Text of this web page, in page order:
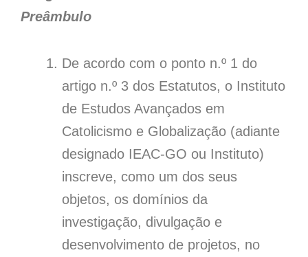
Preâmbulo
De acordo com o ponto n.º 1 do
artigo n.º 3 dos Estatutos, o Instituto
de Estudos Avançados em
Catolicismo e Globalização (adiante
designado IEAC-GO ou Instituto)
inscreve, como um dos seus
objetos, os domínios da
investigação, divulgação e
desenvolvimento de projetos, no